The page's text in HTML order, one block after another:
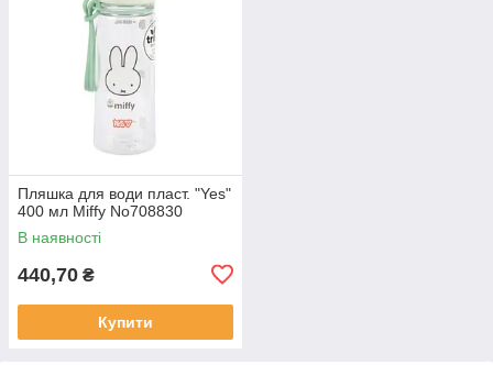
Пляшка для води пласт. "Yes"
400 мл Miffy No708830
В наявності
440,70 ₴
Купити